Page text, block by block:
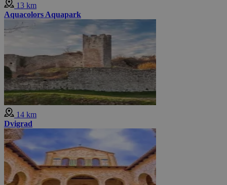
13 km
Aquacolors Aquapark
14 km
Dvigrad